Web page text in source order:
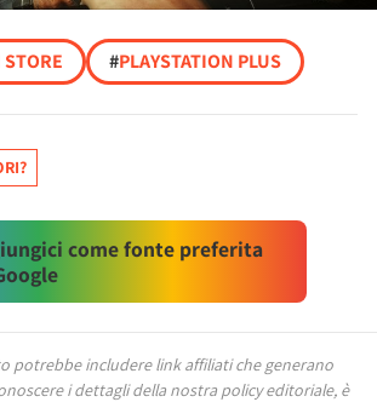
#PLAYSTATION PLUS
come fonte preferita
potrebbe includere link affiliati che generano
i dettagli della nostra policy editoriale, è